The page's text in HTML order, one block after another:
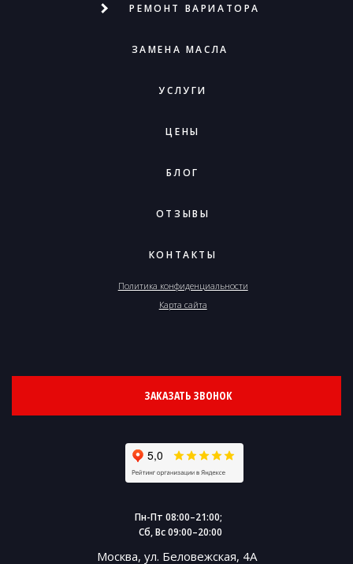
РЕМОНТ ВАРИАТОРА
ЗАМЕНА МАСЛА
УСЛУГИ
ЦЕНЫ
БЛОГ
ОТЗЫВЫ
КОНТАКТЫ
Политика конфиденциальности
Карта сайта
ЗАКАЗАТЬ ЗВОНОК
Пн-Пт 08:00–21:00;
Сб, Вс 09:00–20:00
Москва, ул. Беловежская, 4А